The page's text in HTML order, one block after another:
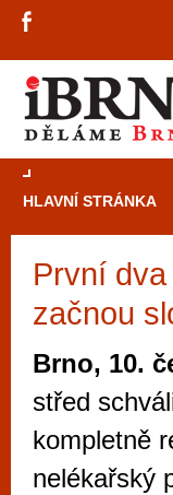
HLAVNÍ STRÁNKA
První
začnou
Brno, 10.
střed
kompletně
nelékařský
Mimo jiné je